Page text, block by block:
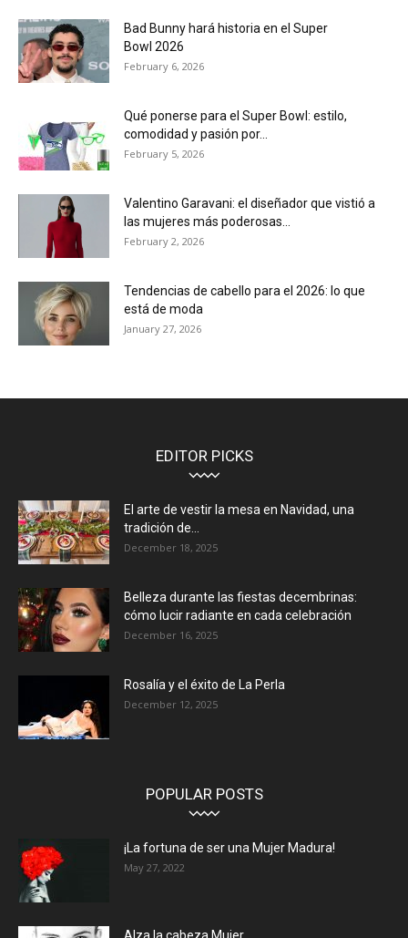
Bad Bunny hará historia en el Super
Bowl 2026
February 6, 2026
Qué ponerse para el Super Bowl: estilo,
comodidad y pasión por...
February 5, 2026
Valentino Garavani: el diseñador que vistió a
las mujeres más poderosas...
February 2, 2026
Tendencias de cabello para el 2026: lo que
está de moda
January 27, 2026
EDITOR PICKS
El arte de vestir la mesa en Navidad, una
tradición de...
December 18, 2025
Belleza durante las fiestas decembrinas:
cómo lucir radiante en cada celebración
December 16, 2025
Rosalía y el éxito de La Perla
December 12, 2025
POPULAR POSTS
¡La fortuna de ser una Mujer Madura!
May 27, 2022